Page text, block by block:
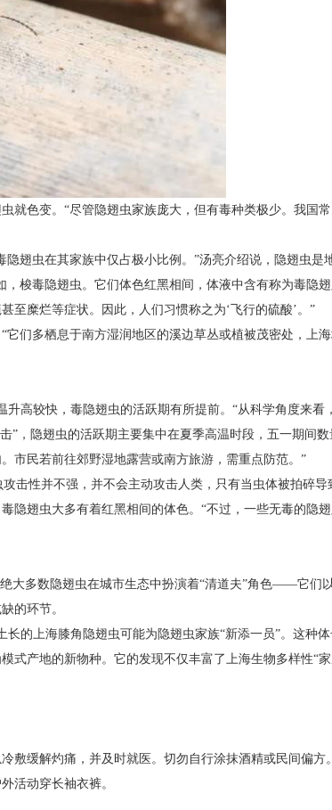
就色变。“尽管隐翅虫家族庞大，但有毒种类极少。我国
翅虫在其家族中仅占极小比例。”汤亮介绍说，隐翅虫是
梭毒隐翅虫。它们体色红黑相间，体液中含有称为毒隐
至糜烂等症状。因此，人们习惯称之为‘飞行的硫酸’。”
们多栖息于南方湿润地区的溪边草丛或植被茂密处，上
高较快，毒隐翅虫的活跃期有所提前。“从科学角度来
”，隐翅虫的活跃期主要集中在夏季高温时段，五一期间
市民若前往郊野湿地露营或南方旅游，需重点防范。”
击性并不强，并不会主动攻击人类，只有当虫体被拍碎
翅虫大多有着红黑相间的体色。“不过，一些无毒的隐
大多数隐翅虫在城市生态中扮演着“清道夫”角色——它们
的环节。
的上海膝角隐翅虫可能为隐翅虫家族“新添一员”。这种
式产地的新物种。它的发现不仅丰富了上海生物多样性
敷缓解灼痛，并及时就医。切勿自行涂抹酒精或民间偏方。
活动穿长袖衣裤。